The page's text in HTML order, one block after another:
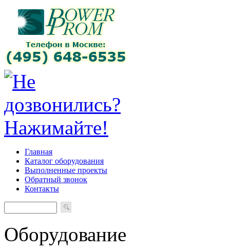
Главная
Каталог оборудования
Выполненные проекты
Обратный звонок
Контакты
Оборудование